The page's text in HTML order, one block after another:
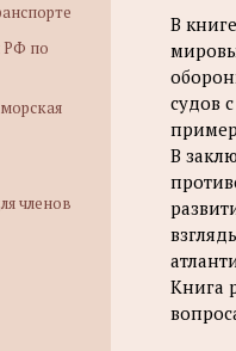
РФ по
членов
В
судов
В
Книга